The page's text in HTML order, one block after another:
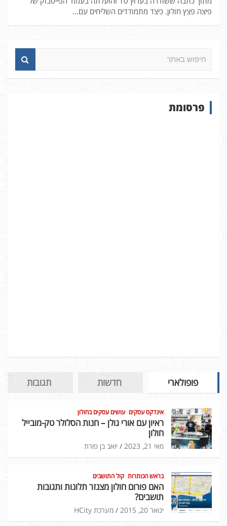
פיצה פצץ חולון. כיצד מתמודדים השליחים עם…
א
פרסומת
פופולארי חדשות תגובות
אינדקס עסקים עושים עסקים בחולון
ראיון עם אורי גולן – חנות הסלולר טק-מובייל
חולון
מאי 21, 2023 יואב בן פורת
בראש הכותרות קול התושבים
האם פורום חולון מצנזר תלונות ותגובות
תושבים?
ינואר 20, 2015 מערכת HCity